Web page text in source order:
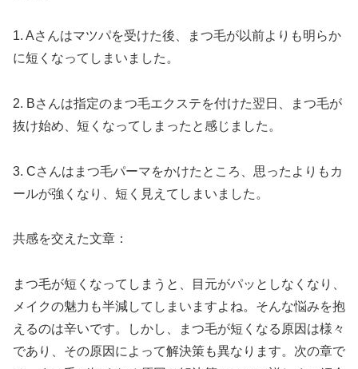
1. Aさんはマツパを受けた後、まつ毛が以前よりも明らか
に短くなってしまいました。
2. Bさんは指定のまつ毛エクステを付けた翌日、まつ毛が
抜け始め、短くなってしまったと感じました。
3. Cさんはまつ毛パーマをかけたところ、思ったよりもカ
ールが強くなり、短く見えてしまいました。
共感を交えた文章：
まつ毛が短くなってしまうと、目元がパッとしなくなり、
メイクの魅力も半減してしまいますよね。そんな悩みを抱
えるのは辛いです。しかし、まつ毛が短くなる原因は様々
であり、その原因によって解決策も異なります。次の章で